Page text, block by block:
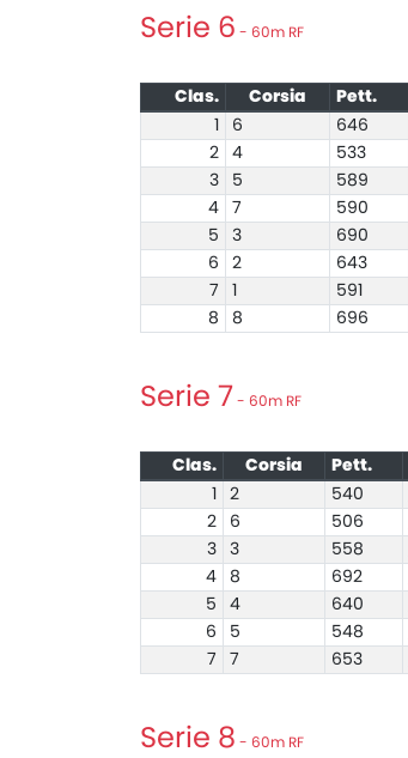
Serie 6 - 60m RF
Clas. Corsia Pett.
6 646
2
4 533
3
5 589
4
7 590
5
3 690
6
2 643
7
591
8
8 696
Serie 7 - 60m RF
Clas. Corsia Pett.
2 540
2
6 506
3
3 558
4
8 692
5
4 640
6
5 548
7
7 653
Serie 8 - 60m RF